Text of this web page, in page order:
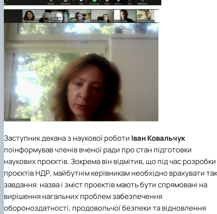
Заступник декана з наукової роботи Іван Ковальчук
поінформував членів вченої ради про стан підготовки
наукових проєктів. Зокрема він відмітив, що під час розробки
проєктів НДР, майбутнім керівникам необхідно врахувати
завдання: назва і зміст проектів мають бути спрямовані на
вирішення нагальних проблем забезпечення
обороноздатності, продовольчої безпеки та відновлення